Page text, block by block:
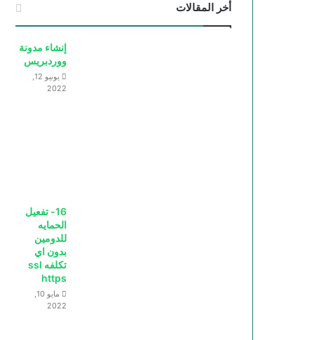
أخر المقالات
إنشاء مدونة
ووردبريس
يونيو 12,
2022
16- تفعيل
الحمايه
للدومين
بدون اي
تكلفه ssl
https
مايو 10,
2022